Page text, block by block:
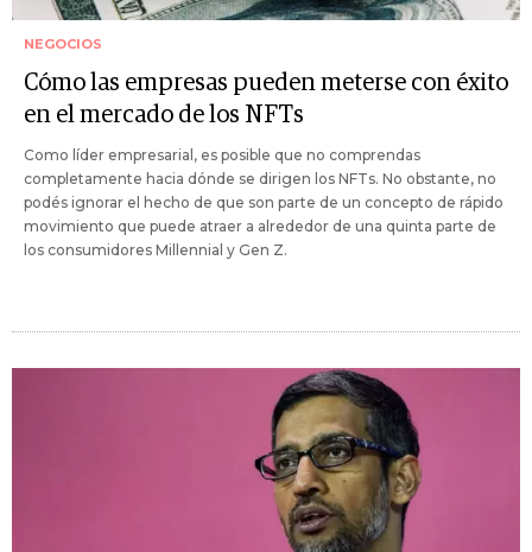
NEGOCIOS
Cómo las empresas pueden meterse con éxito
en el mercado de los NFTs
Como líder empresarial, es posible que no comprendas
completamente hacia dónde se dirigen los NFTs. No obstante, no
podés ignorar el hecho de que son parte de un concepto de rápido
movimiento que puede atraer a alrededor de una quinta parte de
los consumidores Millennial y Gen Z.